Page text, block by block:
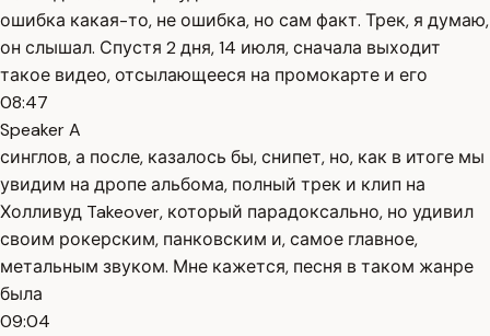
ошибка какая-то, не ошибка, но сам факт. Трек, я думаю,
он слышал. Спустя 2 дня, 14 июля, сначала выходит
такое видео, отсылающееся на промокарте и его
08:47
Speaker A
синглов, а после, казалось бы, снипет, но, как в итоге мы
увидим на дропе альбома, полный трек и клип на
Холливуд Takeover, который парадоксально, но удивил
своим рокерским, панковским и, самое главное,
метальным звуком. Мне кажется, песня в таком жанре
была
09:04